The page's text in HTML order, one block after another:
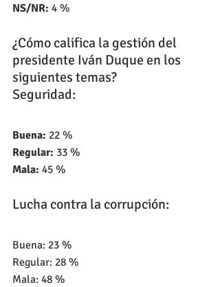
NS/NR: 4 %
¿Cómo califica la gestión del
presidente Iván Duque en los
siguientes temas?
Seguridad:
Buena: 22 %
Regular: 33 %
Mala: 45 %
Lucha contra la corrupción:
Buena: 23 %
Regular: 28 %
Mala: 48 %